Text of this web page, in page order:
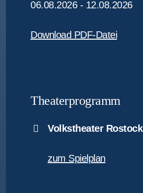
06.08.2026 - 12.08.2026
Download PDF-Datei
Theaterprogramm
Volkstheater Rostock
zum Spielplan